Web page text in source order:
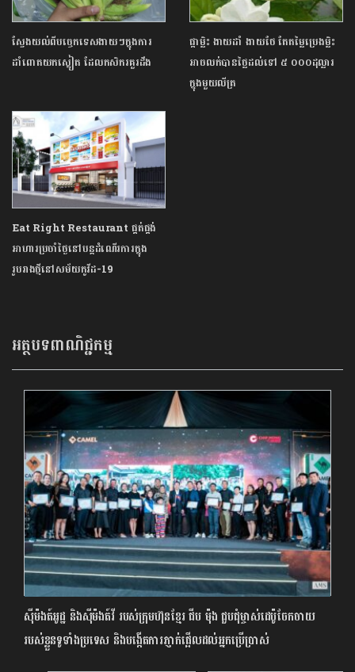
ស្វែងយល់ពីបច្ចេកទេសងាយៗក្នុងការ
ដាំពោតយកស្នៀត ដែលកសិករគួរដឹង
ផ្កាម្លិះ ងាយដាំ ងាយថែ តែតម្លៃប្រេងម្លិះ
អាចលក់បានថ្លៃដល់ទៅ ៥ ០០០ដុល្លារ
ក្នុងមួយលីត្រ
Eat Right Restaurant ផ្គត់ផ្គង់
អាហារប្រចាំថ្ងៃនៅបន្តដំណើរការក្នុង
រូបរាងថ្មីនៅសម័យកូវីដ-19
អត្ថបទពាណិជ្ជកម្ម
ស៊ីម៉ង​ត៍អូដ្ឋ និងស៊ីម៉ងត៍​វី ​របស់ក្រុមហ៊ុនខ្មែរ ជីប ម៉ុង ជួបជុំ​ម្ចាស់ដេប៉ូចែកចាយ​
របស់ខ្លួនទូទាំង​ប្រទេស និង​បង្កើតការ​ភ្ញាក់​ផ្អើល​ដល់​អ្នក​ប្រើ​ប្រាស់​